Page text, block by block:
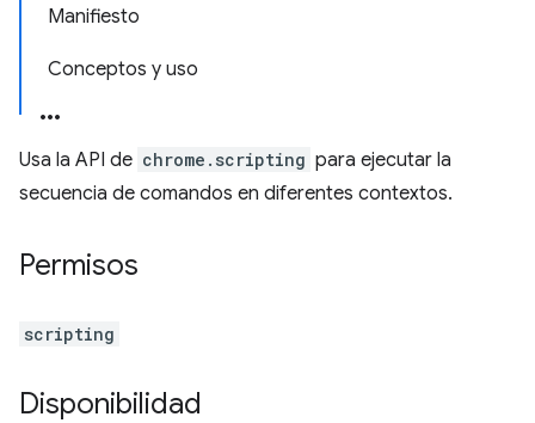
Manifiesto
Conceptos y uso
Usa la API de chrome.scripting para ejecutar la
secuencia de comandos en diferentes contextos.
Permisos
scripting
Disponibilidad